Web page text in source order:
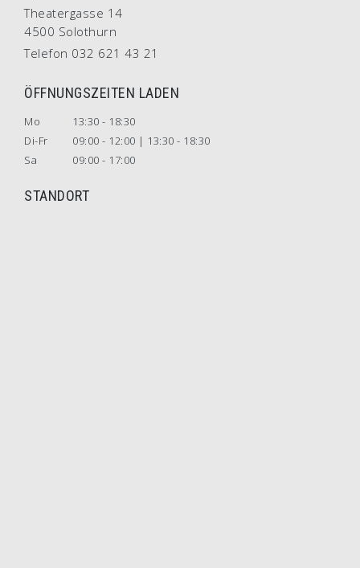
Theatergasse 14
4500 Solothurn
Telefon 032 621 43 21
ÖFFNUNGSZEITEN LADEN
Mo
13:30 - 18:30
Di-Fr
09:00 - 12:00 | 13:30 - 18:30
Sa
09:00 - 17:00
STANDORT